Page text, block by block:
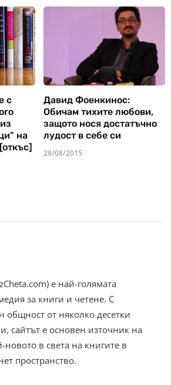
с
на
Давид Фоенкинос:
Обичам тихите любови,
защото нося достатъчно
лудост в себе си
28/08/2015
е най-голямата
за книги и четене. С
общност от няколко десетки
сайтът е основен източник на
в света на книгите в
пространство.